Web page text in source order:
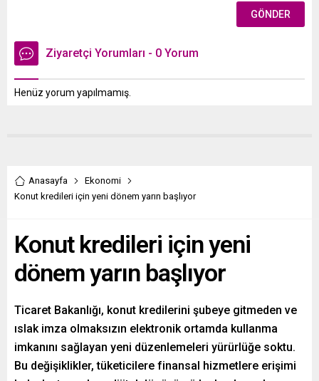
Ziyaretçi Yorumları - 0 Yorum
Henüz yorum yapılmamış.
Anasayfa
Ekonomi
Konut kredileri için yeni dönem yarın başlıyor
Konut kredileri için yeni
dönem yarın başlıyor
Ticaret Bakanlığı, konut kredilerini şubeye gitmeden ve
ıslak imza olmaksızın elektronik ortamda kullanma
imkanını sağlayan yeni düzenlemeleri yürürlüğe soktu.
Bu değişiklikler, tüketicilere finansal hizmetlere erişimi